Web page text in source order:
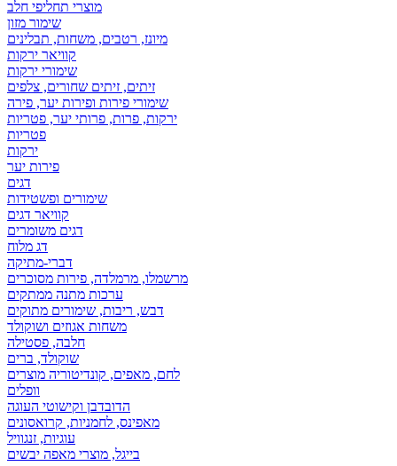
מוצרי תחליפי חלב
שימור מזון
מיונז, רטבים, משחות, תבלינים
קוויאר ירקות
שימורי ירקות
זיתים, זיתים שחורים, צלפים
שימורי פירות ופירות יער, פירה
ירקות, פרות, פרותי יער, פטריות
פטריות
ירקות
פירות יער
דגים
שימורים ופשטידות
קוויאר דגים
דגים משומרים
דג מלוח
דברי-מתיקה
מרשמלו, מרמלדה, פירות מסוכרים
ערכות מתנה ממתקים
דבש, ריבות, שימורים מתוקים
משחות אגוזים ושוקולד
חלבה, פסטילה
שוקולד, ברים
לחם, מאפים, קונדיטוריה מוצרים
וופלים
הדובדבן וקישוטי העוגה
מאפינס, לחמניות, קרואסונים
עוגיות, זנגוויל
בייגל, מוצרי מאפה יבשים